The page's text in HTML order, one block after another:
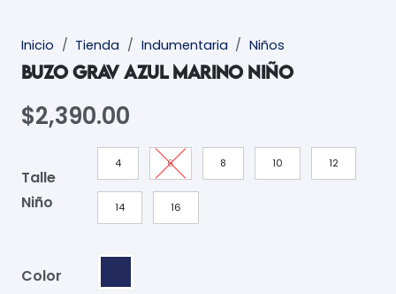
Inicio / Tienda / Indumentaria / Niños
BUZO GRAV AZUL MARINO NIÑO
$2,390.00
Talle
Niño
4 6 8 10 12
14 16
Color